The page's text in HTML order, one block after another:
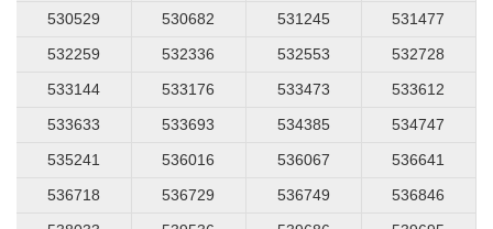
530529
530682 531245
531477
532259
532336 532553
532728
533144
533176 533473
533612
533633
533693 534385
534747
535241
536016 536067
536641
536718
536729 536749
536846